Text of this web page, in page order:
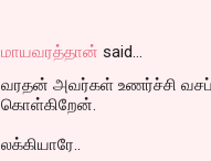
மாயவரத்தான் said…
வரதன் அவர்கள் உணர்ச்சி
கொள்கிறேன்.
லக்கியாரே..